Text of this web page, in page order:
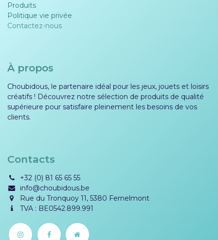
Produits
Politique vie privée​​
Contactez-nous
À propos
Choubidous, le partenaire idéal pour les jeux, jouets et loisirs
créatifs ! Découvrez notre sélection de produits de qualité
supérieure pour satisfaire pleinement les besoins de vos
clients.
Contacts
+32 (0) 81 65 65 55
info@choubidous.be
Rue du Tronquoy 11, 5380 Fernelmont
TVA : BE0542.899.991